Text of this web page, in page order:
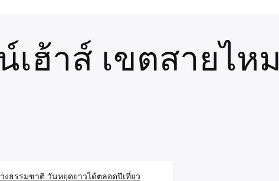
ฮ้าส์ เขตสายไหม